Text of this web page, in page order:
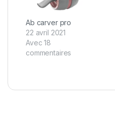
Ab carver pro
22 avril 2021
Avec 18
commentaires